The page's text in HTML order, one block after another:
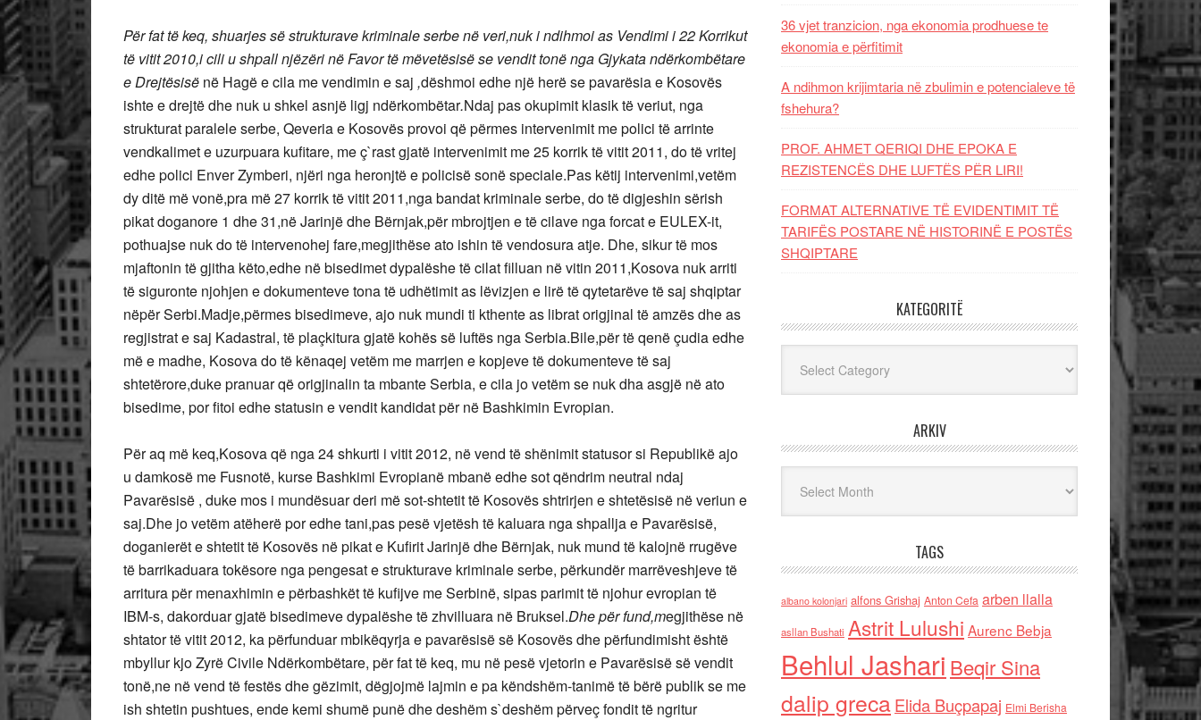
Për fat të keq, shuarjes së strukturave kriminale serbe në veri,nuk i ndihmoi as Vendimi i 22 Korrikut
të vitit 2010,i cili u shpall njëzëri në Favor të mëvetësisë se vendit tonë nga Gjykata ndërkombëtare
e Drejtësisë në Hagë e cila me vendimin e saj ,dëshmoi edhe një herë se pavarësia e Kosovës
ishte e drejtë dhe nuk u shkel asnjë ligj ndërkombëtar.Ndaj pas okupimit klasik të veriut, nga
strukturat paralele serbe, Qeveria e Kosovës provoi që përmes intervenimit me polici të arrinte
vendkalimet e uzurpuara kufitare, me ç`rast gjatë intervenimit me 25 korrik të vitit 2011, do të vritej
edhe polici Enver Zymberi, njëri nga heronjtë e policisë sonë speciale.Pas këtij intervenimi,vetëm
dy ditë më vonë,pra më 27 korrik të vitit 2011,nga bandat kriminale serbe, do të digjeshin sërish
pikat doganore 1 dhe 31,në Jarinjë dhe Bërnjak,për mbrojtjen e të cilave nga forcat e EULEX-it,
pothuajse nuk do të intervenohej fare,megjithëse ato ishin të vendosura atje. Dhe, sikur të mos
mjaftonin të gjitha këto,edhe në bisedimet dypalëshe të cilat filluan në vitin 2011,Kosova nuk arriti
të siguronte njohjen e dokumenteve tona të udhëtimit as lëvizjen e lirë të qytetarëve të saj shqiptar
nëpër Serbi.Madje,përmes bisedimeve, ajo nuk mundi ti kthente as librat origjinal të amzës dhe as
regjistrat e saj Kadastral, të plaçkitura gjatë kohës së luftës nga Serbia.Bile,për të qenë çudia edhe
më e madhe, Kosova do të kënaqej vetëm me marrjen e kopjeve të dokumenteve të saj
shtetërore,duke pranuar që origjinalin ta mbante Serbia, e cila jo vetëm se nuk dha asgjë në ato
bisedime, por fitoi edhe statusin e vendit kandidat për në Bashkimin Evropian.
Për aq më keq,Kosova që nga 24 shkurti i vitit 2012, në vend të shënimit statusor si Republikë ajo
u damkosë me Fusnotë, kurse Bashkimi Evropianë mbanë edhe sot qëndrim neutral ndaj
Pavarësisë , duke mos i mundësuar deri më sot-shtetit të Kosovës shtrirjen e shtetësisë në veriun e
saj.Dhe jo vetëm atëherë por edhe tani,pas pesë vjetësh të kaluara nga shpallja e Pavarësisë,
doganierët e shtetit të Kosovës në pikat e Kufirit Jarinjë dhe Bërnjak, nuk mund të kalojnë rrugëve
të barrikaduara tokësore nga pengesat e strukturave kriminale serbe, përkundër marrëveshjeve të
arritura për menaxhimin e përbashkët të kufijve me Serbinë, sipas parimit të njohur evropian të
IBM-s, dakorduar gjatë bisedimeve dypalëshe të zhvilluara në Bruksel.Dhe për fund,megjithëse në
shtator të vitit 2012, ka përfunduar mbikëqyrja e pavarësisë së Kosovës dhe përfundimisht është
mbyllur kjo Zyrë Civile Ndërkombëtare, për fat të keq, mu në pesë vjetorin e Pavarësisë së vendit
tonë,ne në vend të festës dhe gëzimit, dëgjojmë lajmin e pa këndshëm-tanimë të bërë publik se me
ish shtetin pushtues, ende kemi shumë punë dhe deshëm s`deshëm përveç fondit të ngritur
36 vjet tranzicion, nga ekonomia prodhuese te
ekonomia e përfitimit
A ndihmon krijimtaria në zbulimin e potencialeve të
fshehura?
PROF. AHMET QERIQI DHE EPOKA E
REZISTENCЁS DHE LUFTЁS PЁR LIRI!
FORMAT ALTERNATIVE TË EVIDENTIMIT TË
TARIFËS POSTARE NË HISTORINË E POSTËS
SHQIPTARE
KATEGORITË
ARKIV
TAGS
albano kolonjari alfons Grishaj Anton Cefa arben llalla
asllan Bushati Astrit Lulushi Aurenc Bebja
Behlul Jashari Beqir Sina
dalip grecaElida Buçpapaj Elmi Berisha